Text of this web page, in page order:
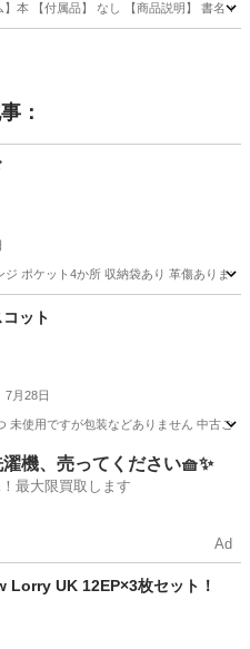
】本 【付属品】 なし 【商品説明】 書名
：
ポケット4か所 収納袋あり 革傷ありま
バッグ
ット
7月28日
使用ですが包装などありません 中古ご理
おもちゃ マスコット
濯機、売ってください🧺✨
最大限買取します
Ad
Lorry UK 12EP×3枚セット！